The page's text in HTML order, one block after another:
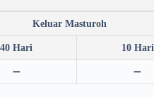
Keluar Masturoh
40 Hari 10 Hari
➖ ➖